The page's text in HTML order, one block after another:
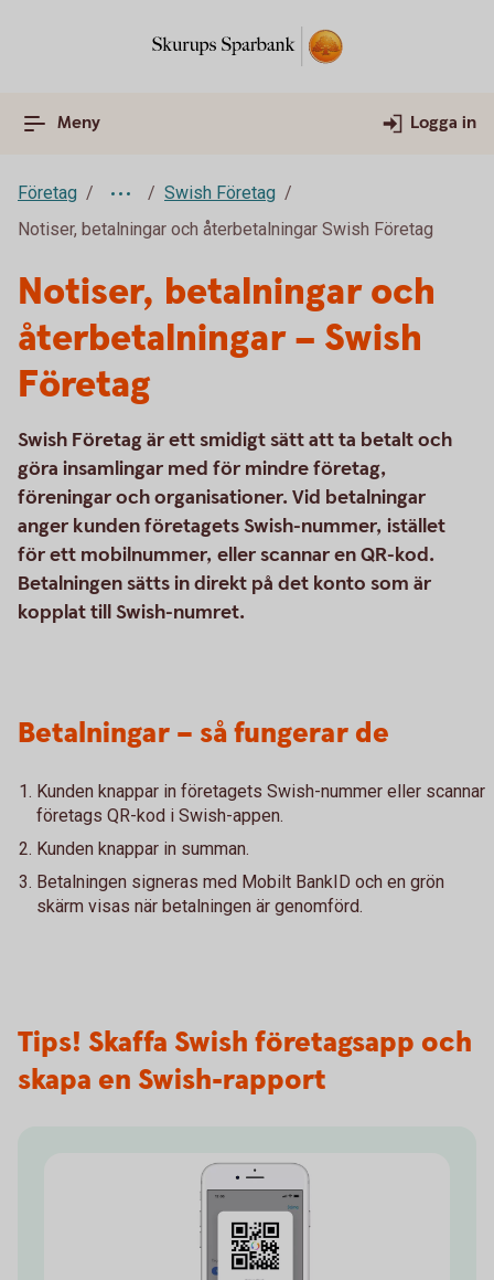
Meny Logga in
Företag
Swish Företag
Notiser, betalningar och återbetalningar Swish Företag
Notiser, betalningar och
återbetalningar – Swish
Företag
Swish Företag är ett smidigt sätt att ta betalt och
göra insamlingar med för mindre företag,
föreningar och organisationer. Vid betalningar
anger kunden företagets Swish-nummer, istället
för ett mobilnummer, eller scannar en QR-kod.
Betalningen sätts in direkt på det konto som är
kopplat till Swish-numret.
Betalningar – så fungerar de
Kunden knappar in företagets Swish-nummer eller scannar
företags QR-kod i Swish-appen.
Kunden knappar in summan.
Betalningen signeras med Mobilt BankID och en grön
skärm visas när betalningen är genomförd.
Tips! Skaffa Swish företagsapp och
skapa en Swish-rapport